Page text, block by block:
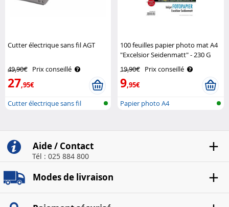
Cutter électrique sans fil AGT
49,90€ Prix conseillé
27,95€
Cutter électrique sans fil
100 feuilles papier photo mat A4
"Excelsior Seidenmatt" - 230 G
Schwarzwald Mülhe
19,90€ Prix conseillé
9,95€
Papier photo A4
Aide / Contact
Tél : 025 884 800
Modes de livraison